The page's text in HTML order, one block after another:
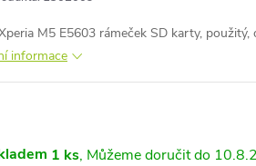
M5 E5603 rámeček SD karty, použitý,
informace
1 ks